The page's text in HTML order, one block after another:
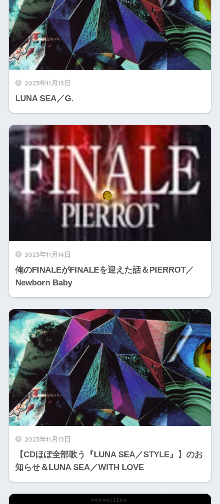
2023年11月15日
LUNA SEA／G.
2023年11月14日
俺のFINALEがFINALEを迎えた話＆PIERROT／
Newborn Baby
2023年11月13日
【CDほぼ全部歌う『LUNA SEA／STYLE』】のお
知らせ＆LUNA SEA／WITH LOVE